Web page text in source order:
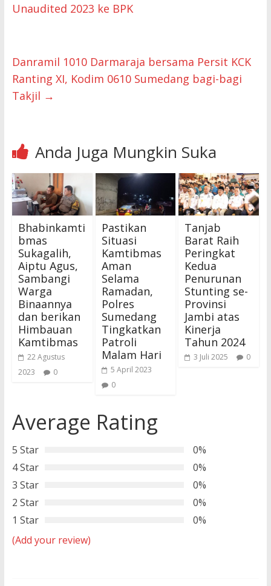
Unaudited 2023 ke BPK
Danramil 1010 Darmaraja bersama Persit KCK
Ranting XI, Kodim 0610 Sumedang bagi-bagi
Takjil →
Anda Juga Mungkin Suka
Bhabinkamti
bmas
Sukagalih,
Aiptu Agus,
Sambangi
Warga
Binaannya
dan berikan
Himbauan
Kamtibmas
22 Agustus
2023
0
Pastikan
Situasi
Kamtibmas
Aman
Selama
Ramadan,
Polres
Sumedang
Tingkatkan
Patroli
Malam Hari
5 April 2023
0
Tanjab
Barat Raih
Peringkat
Kedua
Penurunan
Stunting se-
Provinsi
Jambi atas
Kinerja
Tahun 2024
3 Juli 2025 0
Average Rating
5 Star
0%
4 Star
0%
3 Star
0%
2 Star
0%
1 Star
0%
(Add your review)